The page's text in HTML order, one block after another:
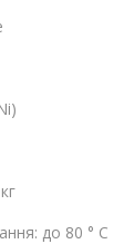
до 80 ° C